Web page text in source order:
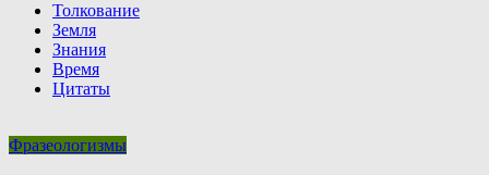
Толкование
Земля
Знания
Время
Цитаты
Фразеологизмы